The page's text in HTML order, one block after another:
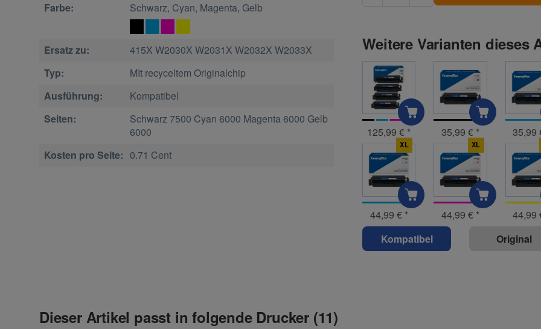
Farbe: Schwarz, Cyan, Magenta, Gelb
Ersatz zu:
415X W2030X W2031X W2032X W2033X
Typ:
MIt recyceltem Originalchip
Ausführung:
Kompatibel
Seiten:
Schwarz 7500 Cyan 6000 Magenta 6000 Gelb
6000
Kosten pro Seite: 0.71 Cent
Weitere Varianten dieses
125,99 € * 35,99 € * 35,99
XL
44,99 € *
XL
44,99 € *
44,99
Kompatibel
Original
Dieser Artikel passt in folgende Drucker (11)